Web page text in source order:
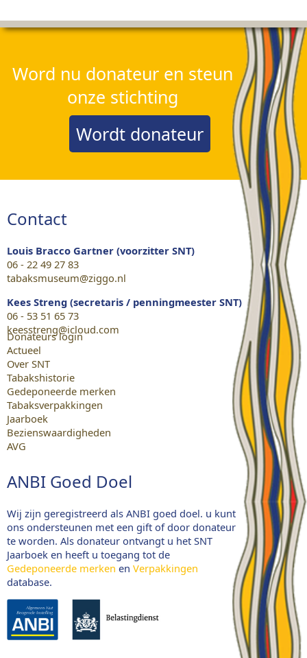
Word nu donateur en steun
onze stichting
Wordt donateur
Contact
Louis Bracco Gartner (voorzitter SNT)
06 - 22 49 27 83
tabaksmuseum@ziggo.nl
Kees Streng (secretaris / penningmeester SNT)
06 - 53 51 65 73
keesstreng@icloud.com
Donateurs login
Actueel
Over SNT
Tabakshistorie
Gedeponeerde merken
Tabaksverpakkingen
Jaarboek
Bezienswaardigheden
AVG
ANBI Goed Doel
Wij zijn geregistreerd als ANBI goed doel. u kunt
ons ondersteunen met een gift of door donateur
te worden. Als donateur ontvangt u het SNT
Jaarboek en heeft u toegang tot de
Gedeponeerde merken en Verpakkingen
database.